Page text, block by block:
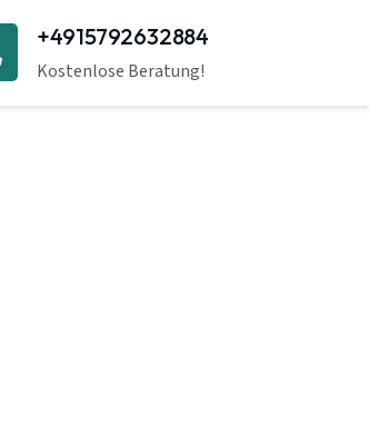
+4915792632884
Kostenlose Beratung!